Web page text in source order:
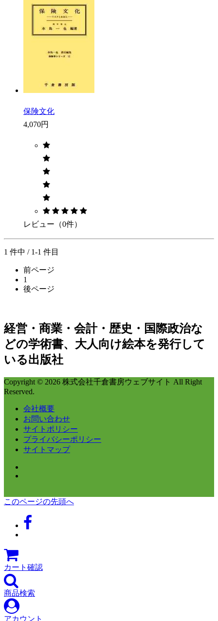
保険文化
4,070円
レビュー（0件）
1 件中 / 1-1 件目
前ページ
1
後ページ
経営・商業・会計・歴史・国際政治な
どの学術書、大人向け絵本を発行して
いる出版社
Copyright © 2026 株式会社千倉書房ウェブサイト All Right
Reserved.
会社概要
お問い合わせ
サイトポリシー
プライバシーポリシー
サイトマップ
このページの先頭へ
カート確認
商品検索
アカウント